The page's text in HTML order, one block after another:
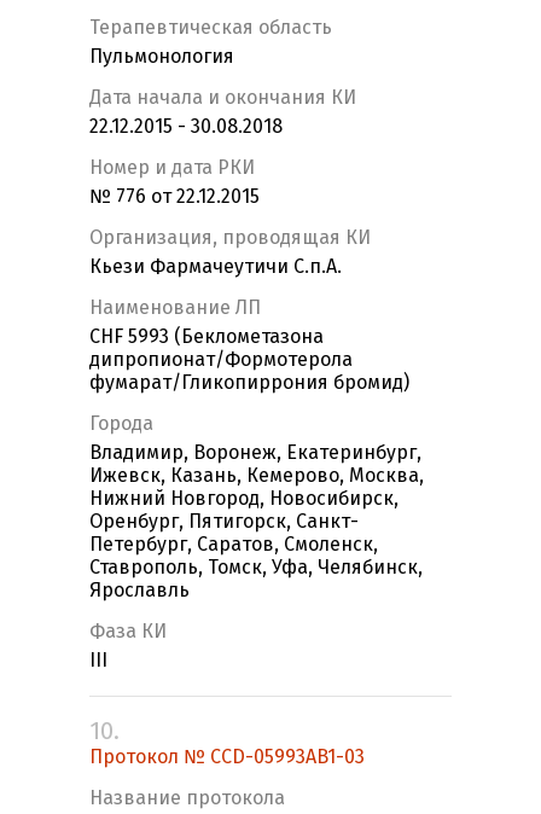
Терапевтическая область
Пульмонология
Дата начала и окончания КИ
22.12.2015 - 30.08.2018
Номер и дата РКИ
№ 776 от 22.12.2015
Организация, проводящая КИ
Кьези Фармачеутичи С.п.А.
Наименование ЛП
CHF 5993 (Беклометазона
дипропионат/Формотерола
фумарат/Гликопиррония бромид)
Города
Владимир, Воронеж, Екатеринбург,
Ижевск, Казань, Кемерово, Москва,
Нижний Новгород, Новосибирск,
Оренбург, Пятигорск, Санкт-
Петербург, Саратов, Смоленск,
Ставрополь, Томск, Уфа, Челябинск,
Ярославль
Фаза КИ
10.
Протокол № CCD-05993AB1-03
Название протокола